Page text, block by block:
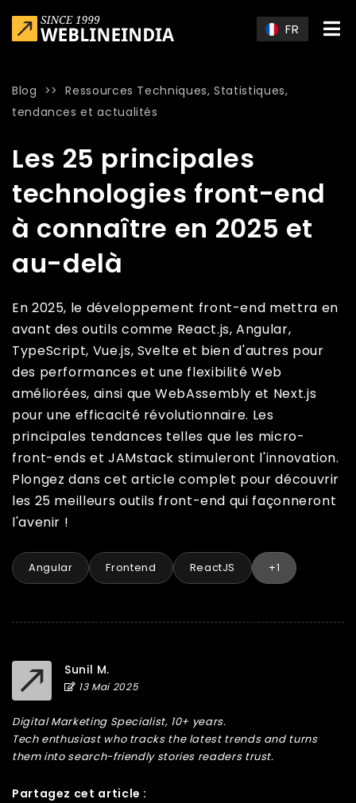
FR
Blog >>Ressources Techniques,Statistiques,
tendances et actualités
Les 25 principales
technologies front-end
à connaître en 2025 et
au-delà
En 2025, le développement front-end mettra en
avant des outils comme React.js, Angular,
TypeScript, Vue.js, Svelte et bien d'autres pour
des performances et une flexibilité Web
améliorées, ainsi que WebAssembly et Next.js
pour une efficacité révolutionnaire. Les
principales tendances telles que les micro-
front-ends et JAMstack stimuleront l'innovation.
Plongez dans cet article complet pour découvrir
les 25 meilleurs outils front-end qui façonneront
l'avenir !
Angular Frontend ReactJS +1
Sunil M.
13 Mai 2025
Digital Marketing Specialist, 10+ years.
Tech enthusiast who tracks the latest trends and turns
them into search-friendly stories readers trust.
Partagez cet article :